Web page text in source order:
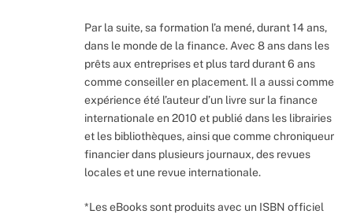
Par la suite, sa formation l’a mené, durant 14 ans,
dans le monde de la finance. Avec 8 ans dans les
prêts aux entreprises et plus tard durant 6 ans
comme conseiller en placement. Il a aussi comme
expérience été l’auteur d’un livre sur la finance
internationale en 2010 et publié dans les librairies
et les bibliothèques, ainsi que comme chroniqueur
financier dans plusieurs journaux, des revues
locales et une revue internationale.
*Les eBooks sont produits avec un ISBN officiel